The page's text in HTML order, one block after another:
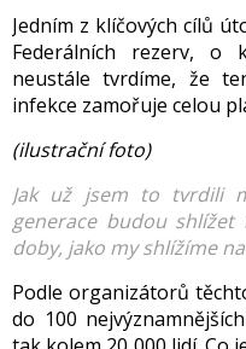
Jedním z klíčových cílů
Federálních rezerv, o
neustále tvrdíme, že
infekce zamořuje celou
(ilustračnífoto)
Jak už jsem to tvrdili
generace budou shlížet
doby, jako my shlížíme
Podle organizátorů
do 100